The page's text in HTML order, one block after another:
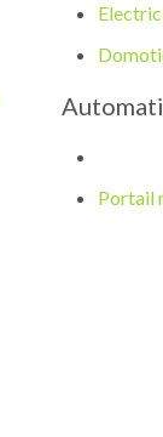
Portail